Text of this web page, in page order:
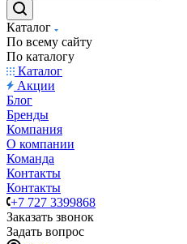
Каталог
По всему сайту
По каталогу
Каталог
Акции
Блог
Бренды
Компания
О компании
Команда
Контакты
Контакты
+7 727 3399868
Заказать звонок
Задать вопрос